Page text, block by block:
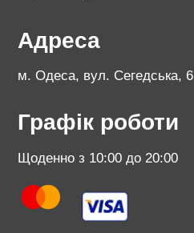
Адреса
м. Одеса, вул. Сегедська, 6
Графік роботи
Щоденно з 10:00 до 20:00